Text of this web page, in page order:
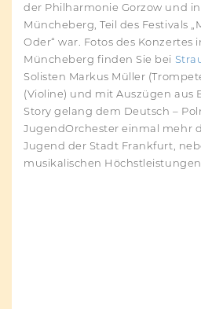
der Philharmonie Gorzow und
Müncheberg, Teil des Festivals
Oder“ war. Fotos des Konzertes
Müncheberg finden Sie bei
Solisten Markus Müller
(Violine) und mit Auszügen aus
Story gelang dem Deutsch –
JugendOrchester einmal mehr
Jugend der Stadt Frankfurt,
musikalischen Höchstleistungen